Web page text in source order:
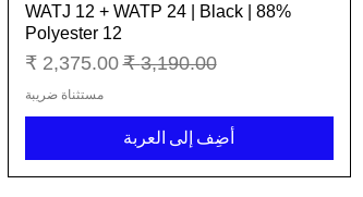
WATJ 12 + WATP 24 | Black | 88%
Polyester 12
سعر عادي‏3,190.00 ₹ سعر البيع‏2,375.00 ₹
مستثناة ضريبة
أضِف إلى العربة